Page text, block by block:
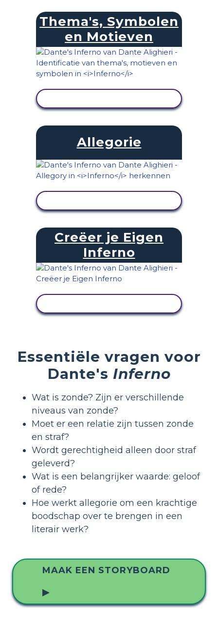
Thema's, Symbolen
en Motieven
Allegorie
Creëer je Eigen
Inferno
Essentiële vragen voor
Dante's Inferno
Wat is zonde? Zijn er verschillende
niveaus van zonde?
Moet er een relatie zijn tussen zonde
en straf?
Wordt gerechtigheid alleen door straf
geleverd?
Wat is een belangrijker waarde: geloof
of rede?
Hoe werkt allegorie om een krachtige
boodschap over te brengen in een
literair werk?
MAAK EEN STORYBOARD
▶